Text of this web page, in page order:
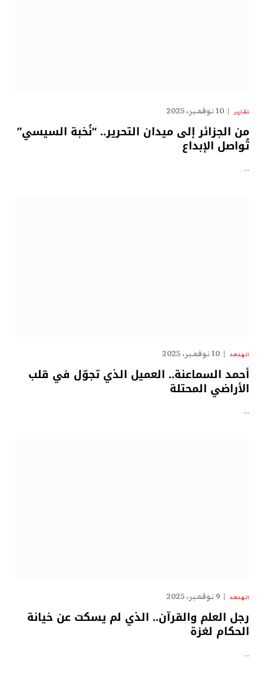
تقارير 10 نوفمبر، 2025
من الجزائر إلى ميدان التحرير.. “نُخبة السيسي”
تُواصل الإبداع
…
الهدهد 10 نوفمبر، 2025
أحمد السماعنة.. العميل الذي تجوّل في قلب
الأراضي المحتلة
…
الهدهد 9 نوفمبر، 2025
رجل العلم والقرآن.. الذي لم يسكت عن خيانة
الحكام لغزة
…